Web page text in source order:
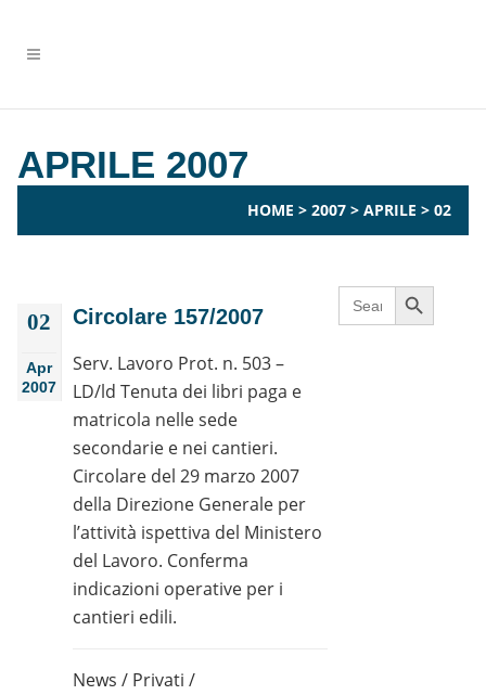
APRILE 2007
HOME > 2007 > APRILE > 02
02
Apr
2007
Circolare 157/2007
Serv. Lavoro Prot. n. 503 –
LD/ld Tenuta dei libri paga e
matricola nelle sede
secondarie e nei cantieri.
Circolare del 29 marzo 2007
della Direzione Generale per
l’attività ispettiva del Ministero
del Lavoro. Conferma
indicazioni operative per i
cantieri edili.
News / Privati /
Search
for:
Search Button